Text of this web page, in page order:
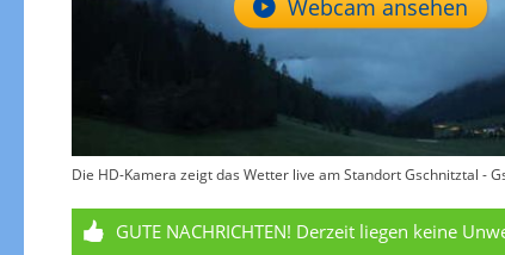
Webcam ansehen
Die HD-Kamera zeigt das Wetter live am Standort Gschnitztal -
GUTE NACHRICHTEN! Derzeit liegen keine